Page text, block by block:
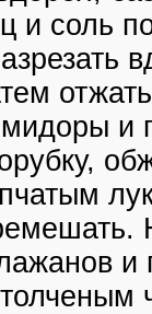
и соль
и
и